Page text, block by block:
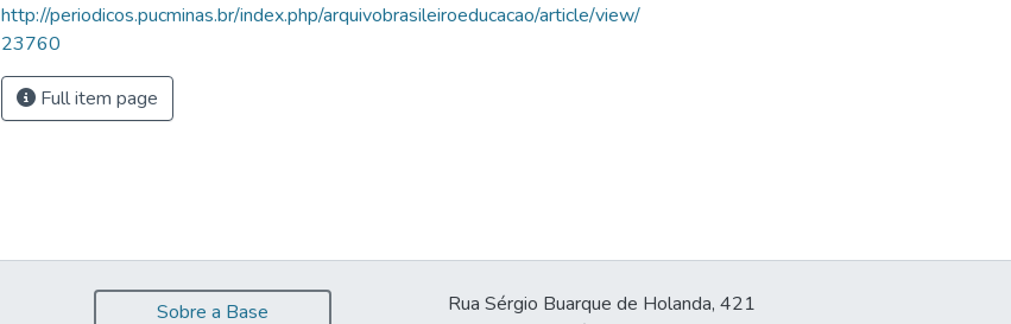
http://periodicos.pucminas.br/index.php/arquivobrasileiroeducacao/article/view/
23760
Full item page
Sobre a Base
Rua Sérgio Buarque de Holanda, 421